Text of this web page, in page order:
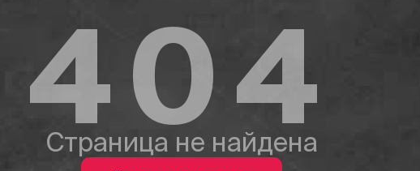
404
Страница не найдена